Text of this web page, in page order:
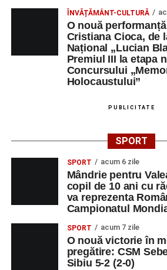
ÎNVĂȚĂMÂNT-CULTURĂ
O nouă
Cristiana Cioca, de
Național „Lucian
Premiul III la etapa
Concursului
Holocaustului”
PUBLICITATE
SPORT
SPORT acum 6 zile
Mândrie pentru
copil de 10 ani cu
va reprezenta
Campionatul
SPORT acum 7 zile
O nouă victorie în
pregătire: CSM
Sibiu 5-2 (2-0)